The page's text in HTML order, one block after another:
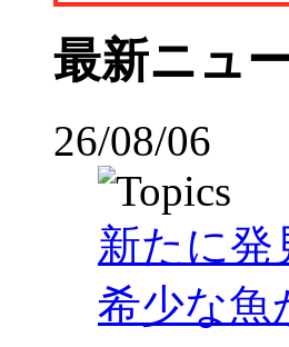
最新ニュ
26/08/06
新たに発
希少な